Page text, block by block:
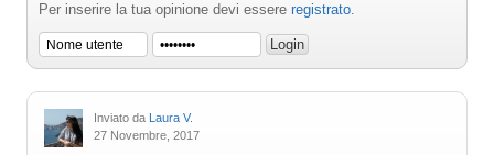
Per inserire la tua opinione devi essere registrato.
Inviato da
Laura V.
27 Novembre, 2017